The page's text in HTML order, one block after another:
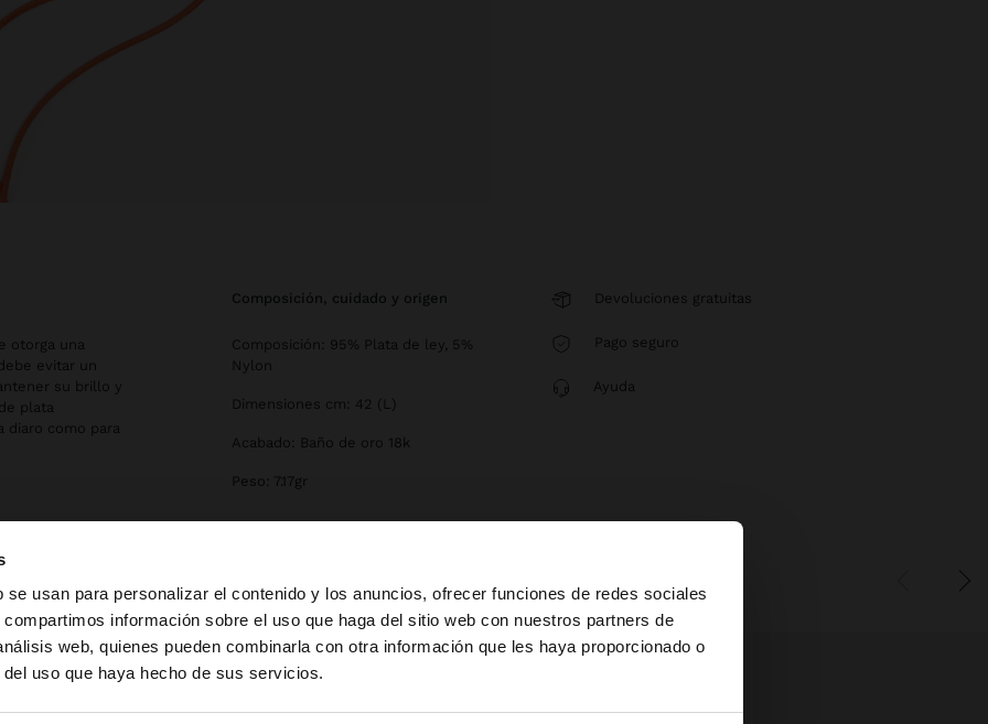
usan para personalizar el contenido y los anuncios, ofrecer funciones de redes sociales
información sobre el uso que haga del sitio web con nuestros partners de
web, quienes pueden combinarla con otra información que les haya proporcionado o
uso que haya hecho de sus servicios.
×
web de España. ¿Quieres ir a la web de United States?
otorga una
evitar un
su brillo y
plata
diaro como para
composición, cuidado y origen
Composición: 95% Plata de ley, 5%
Nylon
Dimensiones cm: 42 (L)
Acabado: Baño de oro 18k
Peso: 7.17gr
Devoluciones gratuitas
Pago seguro
Ayuda